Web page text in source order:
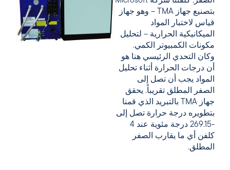
بتصنيع جهاز TMA – وهو جهاز
قياس لاختبار المواد
الميكانيكية الحرارية – لتحليل
مكونات الكمبيوتر الكمي.
وكان التحدي الرئيسي هنا هو
أن درجات الحرارة أثناء تحليل
المواد يجب أن تصل إلى
الصفر المطلق تقريباً. يحقق
جهاز TMA بالتبريد الذي قمنا
بتطويره درجة حرارة تصل إلى
-269.15 درجة مئوية عند 4
كلفن أي ما يقارب الصفر
المطلق.